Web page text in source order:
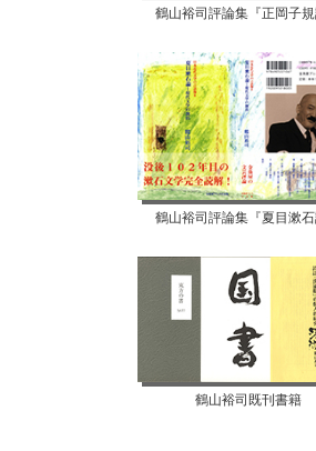
鶴山裕司評論集『正岡子規
鶴山裕司評論集『夏目漱石
鶴山裕司既刊書籍